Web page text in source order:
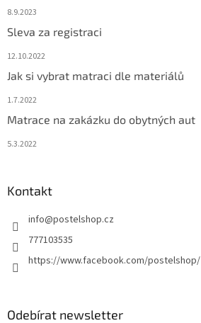
8.9.2023
Sleva za registraci
12.10.2022
Jak si vybrat matraci dle materiálů
1.7.2022
Matrace na zakázku do obytných aut
5.3.2022
Kontakt
info@postelshop.cz
777103535
https://www.facebook.com/postelshop/
Odebírat newsletter